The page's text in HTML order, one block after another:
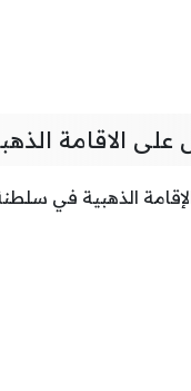
الاقامة
الذهبية في سلطنة